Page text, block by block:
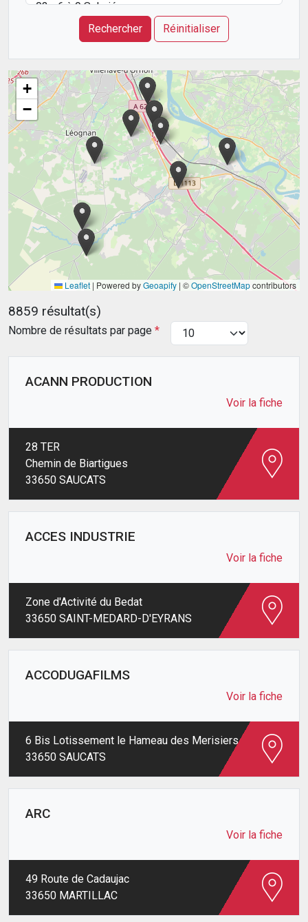
Rechercher Réinitialiser
+
−
Leaflet | Powered byGeoapify | ©OpenStreetMapcontributors
8859 résultat(s)
Nombre de résultats par page *
ACANN PRODUCTION
Voir la fiche
28 TER
Chemin de Biartigues
33650 SAUCATS
ACCES INDUSTRIE
Voir la fiche
Zone d'Activité du Bedat
33650 SAINT-MEDARD-D'EYRANS
ACCODUGAFILMS
Voir la fiche
6 Bis Lotissement le Hameau des Merisiers
33650 SAUCATS
ARC
Voir la fiche
49 Route de Cadaujac
33650 MARTILLAC